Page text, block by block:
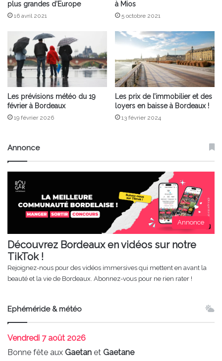
plus grandes d’Europe
16 avril 2021
à Mios
5 octobre 2021
Les prévisions météo du 19
février à Bordeaux
19 février 2026
Les prix de l’immobilier et des
loyers en baisse à Bordeaux !
13 février 2024
Annonce
Annonce
Découvrez Bordeaux en vidéos sur notre
TikTok !
Rejoignez-nous pour des vidéos immersives qui mettent en avant la
beauté et la vie de Bordeaux. Abonnez-vous pour ne rien rater !
Ephéméride & météo
Vendredi 7 août 2026
Bonne fête aux Gaetan et Gaetane